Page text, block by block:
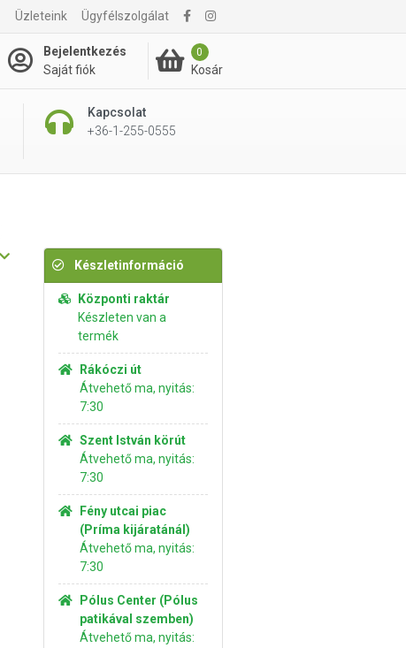
Üzleteink Ügyfélszolgálat
Bejelentkezés
Saját fiók
0
Kosár
Kapcsolat
+36-1-255-0555
1 750 Ft Kosárba rakom
Készletinformáció
Központi raktár
Készleten van a
termék
Rákóczi út
Átvehető ma, nyitás:
7:30
Szent István körút
Átvehető ma, nyitás:
7:30
Fény utcai piac
(Príma kijáratánál)
Átvehető ma, nyitás:
7:30
Pólus Center (Pólus
patikával szemben)
Átvehető ma, nyitás: